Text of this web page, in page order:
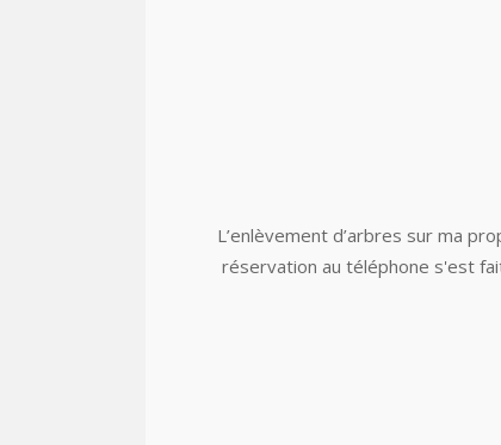
L’enlèvement d’arbres sur ma
réservation au téléphone s'est